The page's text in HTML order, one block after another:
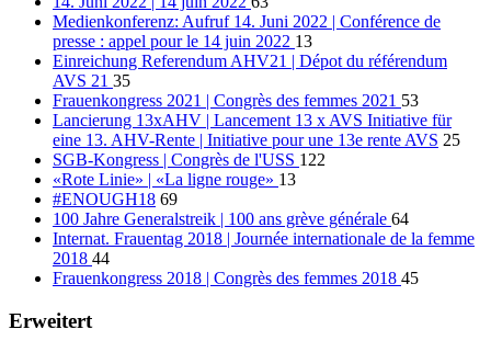
Medienkonferenz: Aufruf 14. Juni 2022 | Conférence de
presse : appel pour le 14 juin 2022 13
Einreichung Referendum AHV21 | Dépot du référendum
AVS 21 35
Frauenkongress 2021 | Congrès des femmes 2021 53
Lancierung 13xAHV | Lancement 13 x AVS Initiative für
eine 13. AHV-Rente | Initiative pour une 13e rente AVS 25
SGB-Kongress | Congrès de l'USS 122
«Rote Linie» | «La ligne rouge» 13
#ENOUGH18 69
100 Jahre Generalstreik | 100 ans grève générale 64
Internat. Frauentag 2018 | Journée internationale de la femme
2018 44
Frauenkongress 2018 | Congrès des femmes 2018 45
Erweitert